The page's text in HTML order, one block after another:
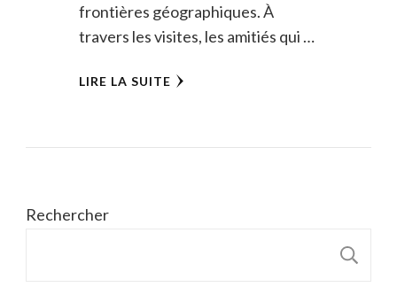
frontières géographiques. À
travers les visites, les amitiés qui …
LIRE LA SUITE
Rechercher